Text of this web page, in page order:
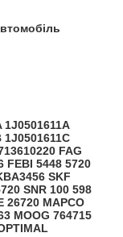
1J0501611A
1J0501611C
FAG
FEBI 5448 5720
SKF
SNR 100 598
26720 MAPCO
MOOG 764715